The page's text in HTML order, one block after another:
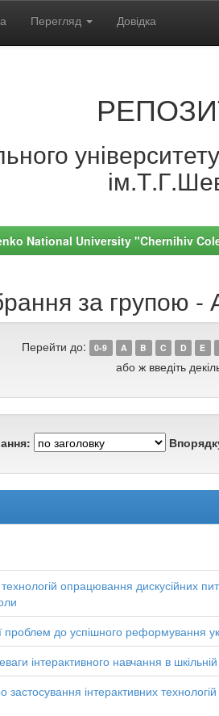
Перегляд Довідка
National University "Chernihiv
за групою
Перейти до: 0-9 A B C D E
або ж введіть
опрацювання дискусійних
проблем до успішного реформування
інтерактивного навчання в шкільній
інтерактивних